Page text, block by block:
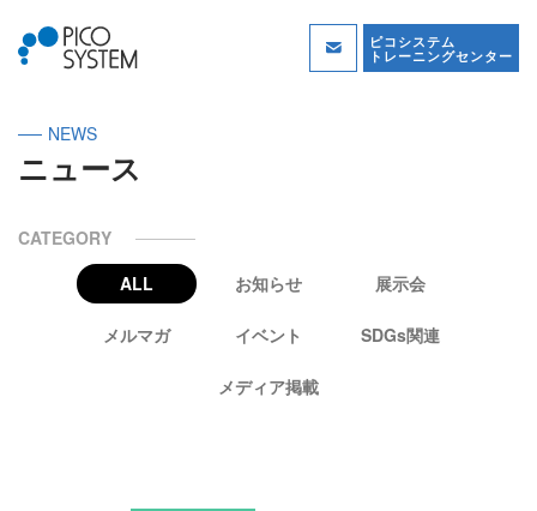
ピコシステム
トレーニングセンター
NEWS
ニュース
CATEGORY
ALL
お知らせ 展示会
メルマガ イベント SDGs関連
メディア掲載